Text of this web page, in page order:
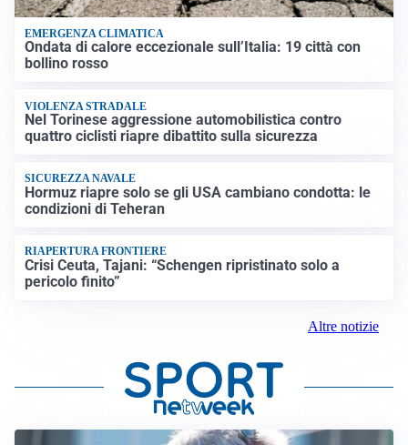
EMERGENZA CLIMATICA
Ondata di calore eccezionale sull’Italia: 19 città con
bollino rosso
VIOLENZA STRADALE
Nel Torinese aggressione automobilistica contro
quattro ciclisti riapre dibattito sulla sicurezza
SICUREZZA NAVALE
Hormuz riapre solo se gli USA cambiano condotta: le
condizioni di Teheran
RIAPERTURA FRONTIERE
Crisi Ceuta, Tajani: “Schengen ripristinato solo a
pericolo finito”
Altre notizie